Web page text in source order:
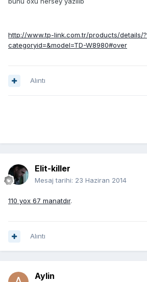
http://www.tp-link.com.tr/products/details/?
categoryid=&model=TD-W8980#over
Alıntı
Elit-killer
Mesaj tarihi: 23 Haziran 2014
110 yox 67 manatdır.
Alıntı
Aylin